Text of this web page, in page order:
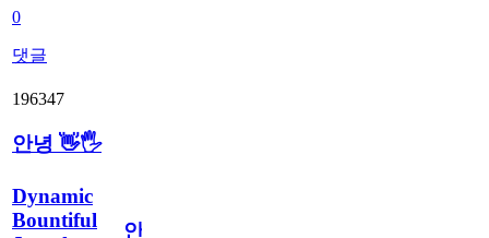
0
댓글
196347
안녕 👋🖐
Dynamic
Bountiful
안